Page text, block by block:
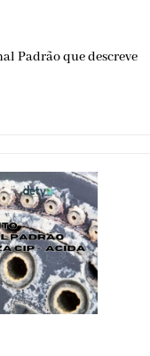
Padrão que descreve